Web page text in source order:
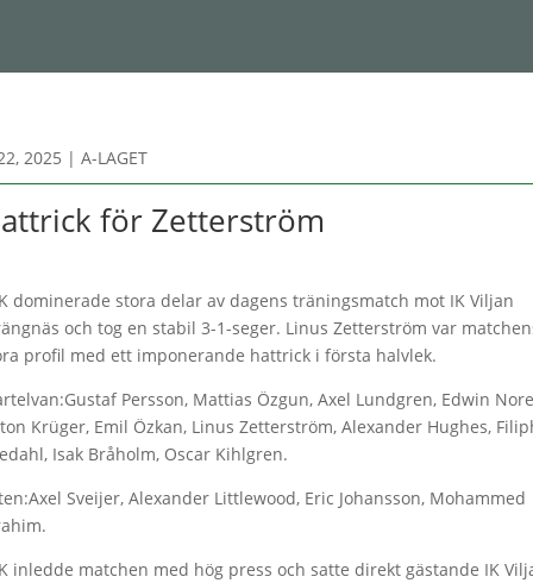
2025 | A-LAGET
för Zetterström
dominerade stora delar av dagens träningsmatch mot IK Viljan
och tog en stabil 3-1-seger. Linus Zetterström var
profil med ett imponerande hattrick i första halvlek.
Persson, Mattias Özgun, Axel Lundgren, Edwin
Krüger, Emil Özkan, Linus Zetterström, Alexander Hughes,
Isak Bråholm, Oscar Kihlgren.
Sveijer, Alexander Littlewood, Eric Johansson, Mohammed
inledde matchen med hög press och satte direkt gästande IK